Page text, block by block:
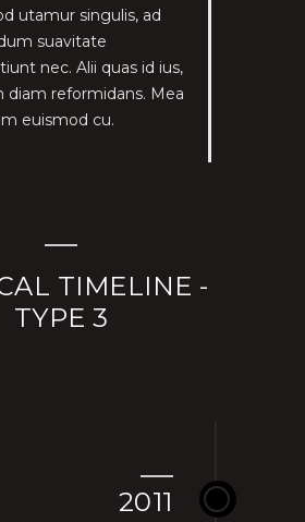
utamur singulis, ad
suavitate
nec. Alii quas id ius,
diam reformidans. Mea
euismod cu.
TIMELINE -
TYPE 3
2011